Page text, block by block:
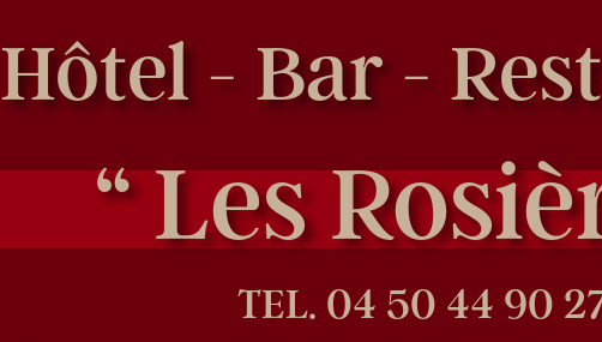
Hôtel - Bar -
“ Les
TEL. 04 50 44 90